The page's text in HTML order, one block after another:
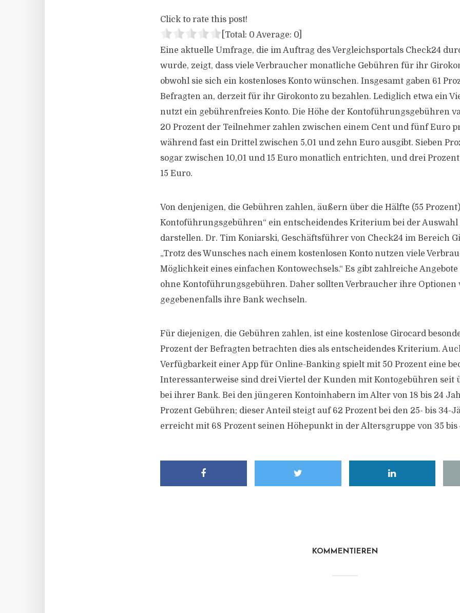
Click to rate this post!
[Total: 0 Average: 0
Eine aktuelle Umfrage, die im Auftrag des Vergleichsportals Check24
wurde, zeigt, dass viele Verbraucher monatliche Gebühren für ihr
obwohl sie sich ein kostenloses Konto wünschen. Insgesamt gaben 61
Befragten an, derzeit für ihr Girokonto zu bezahlen. Lediglich etwa ein
nutzt ein gebührenfreies Konto. Die Höhe der Kontoführungsgebühren
20 Prozent der Teilnehmer zahlen zwischen einem Cent und fünf Euro
während fast ein Drittel zwischen 5,01 und zehn Euro ausgibt. Sieben
sogar zwischen 10,01 und 15 Euro monatlich entrichten, und drei
15 Euro.
Von denjenigen, die Gebühren zahlen, äußern über die Hälfte (55
Kontoführungsgebühren“ ein entscheidendes Kriterium bei der
darstellen. Dr. Tim Koniarski, Geschäftsführer von Check24 im Bereich
„Trotz des Wunsches nach einem kostenlosen Konto nutzen viele
Möglichkeit eines einfachen Kontowechsels.“ Es gibt zahlreiche
ohne Kontoführungsgebühren. Daher sollten Verbraucher ihre
gegebenenfalls ihre Bank wechseln.
Für diejenigen, die Gebühren zahlen, ist eine kostenlose Girocard
Prozent der Befragten betrachten dies als entscheidendes Kriterium.
Verfügbarkeit einer App für Online-Banking spielt mit 50 Prozent eine
Interessanterweise sind drei Viertel der Kunden mit Kontogebühren seit
bei ihrer Bank. Bei den jüngeren Kontoinhabern im Alter von 18 bis 24
Prozent Gebühren; dieser Anteil steigt auf 62 Prozent bei den 25- bis 34-
erreicht mit 68 Prozent seinen Höhepunkt in der Altersgruppe von 35 bis
KOMMENTIEREN